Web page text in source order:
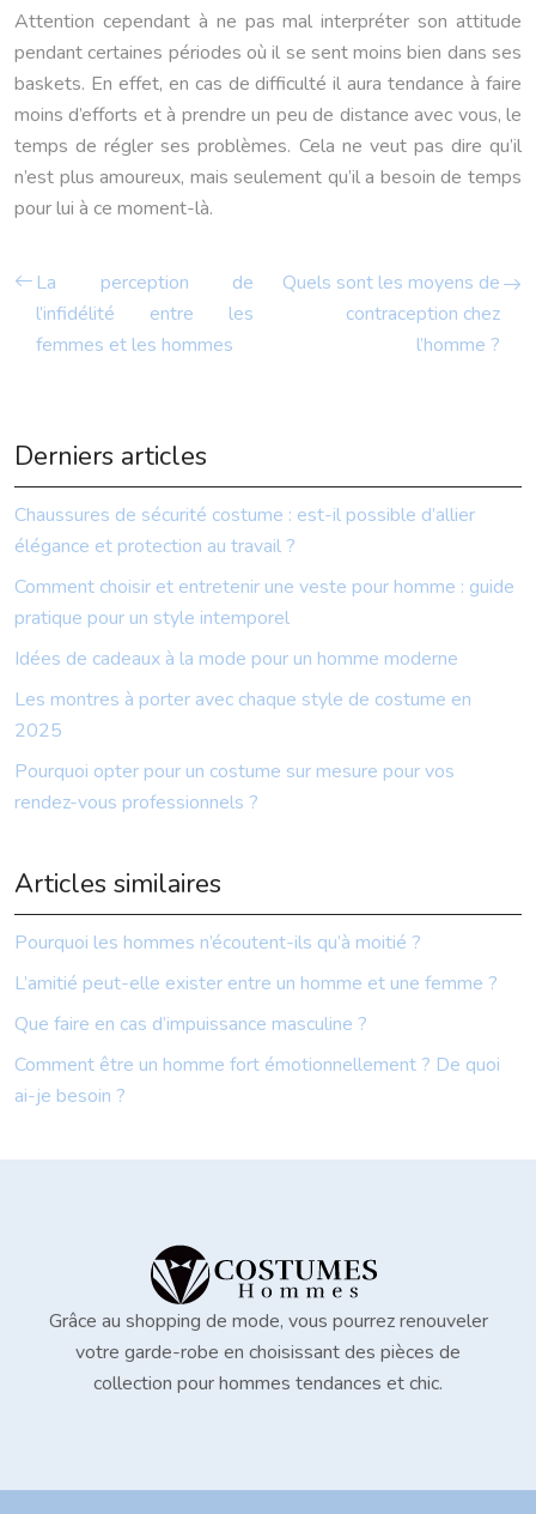
Attention cependant à ne pas mal interpréter son attitude
pendant certaines périodes où il se sent moins bien dans ses
baskets. En effet, en cas de difficulté il aura tendance à faire
moins d’efforts et à prendre un peu de distance avec vous, le
temps de régler ses problèmes. Cela ne veut pas dire qu’il
n’est plus amoureux, mais seulement qu’il a besoin de temps
pour lui à ce moment-là.
La perception de
l’infidélité entre les
femmes et les hommes
Quels sont les moyens de
contraception chez
l’homme ?
Derniers articles
Chaussures de sécurité costume : est-il possible d’allier
élégance et protection au travail ?
Comment choisir et entretenir une veste pour homme : guide
pratique pour un style intemporel
Idées de cadeaux à la mode pour un homme moderne
Les montres à porter avec chaque style de costume en
2025
Pourquoi opter pour un costume sur mesure pour vos
rendez-vous professionnels ?
Articles similaires
Pourquoi les hommes n’écoutent-ils qu’à moitié ?
L’amitié peut-elle exister entre un homme et une femme ?
Que faire en cas d’impuissance masculine ?
Comment être un homme fort émotionnellement ? De quoi
ai-je besoin ?
Grâce au shopping de mode, vous pourrez renouveler
votre garde-robe en choisissant des pièces de
collection pour hommes tendances et chic.